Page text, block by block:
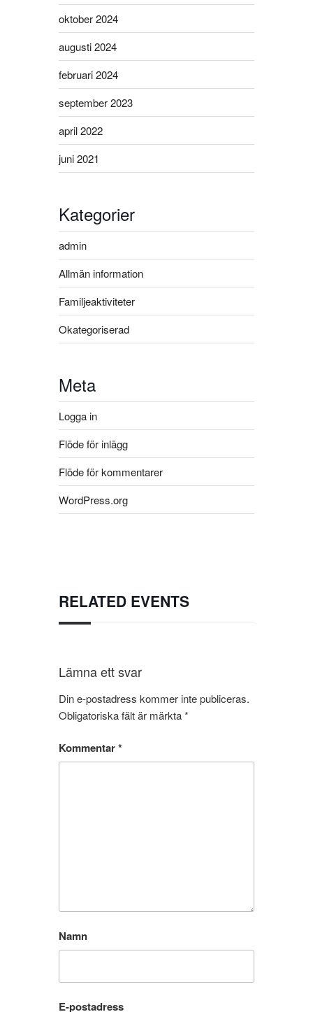
oktober 2024
augusti 2024
februari 2024
september 2023
april 2022
juni 2021
Kategorier
admin
Allmän information
Familjeaktiviteter
Okategoriserad
Meta
Logga in
Flöde för inlägg
Flöde för kommentarer
WordPress.org
RELATED EVENTS
Lämna ett svar
Din e-postadress kommer inte publiceras.
Obligatoriska fält är märkta*
Kommentar*
Namn
E-postadress